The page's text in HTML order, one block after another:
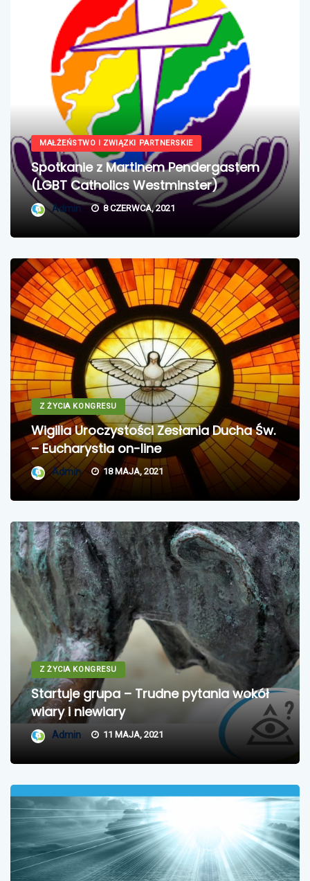
MAŁŻEŃSTWO I ZWIĄZKI PARTNERSKIE
Spotkanie z Martinem Pendergastem
(LGBT Catholics Westminster)
Admin 8 CZERWCA, 2021
Z ŻYCIA KONGRESU
Wigilia Uroczystości Zesłania Ducha Św.
– Eucharystia on-line
Admin 18 MAJA, 2021
Z ŻYCIA KONGRESU
Startuje grupa – Trudne pytania wokół
wiary i niewiary
Admin 11 MAJA, 2021